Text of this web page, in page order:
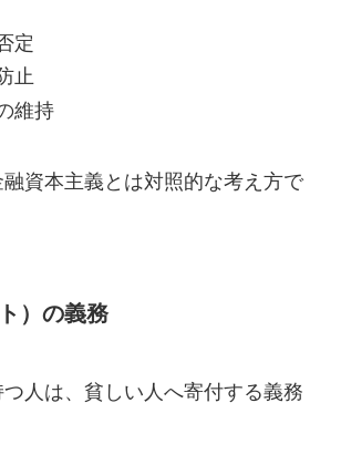
定
止
維持
資本主義とは対照的な考え方で
）の義務
人は、貧しい人へ寄付する義務